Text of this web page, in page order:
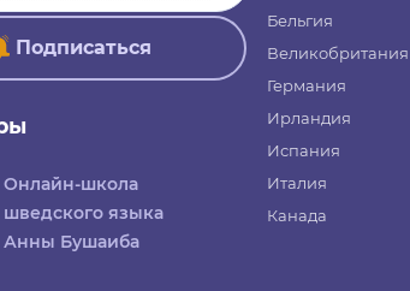
Подписаться
Онлайн-школа
шведского языка
Анны Бушаиба
Бельгия
Великобритания
Германия
Ирландия
Испания
Италия
Канада